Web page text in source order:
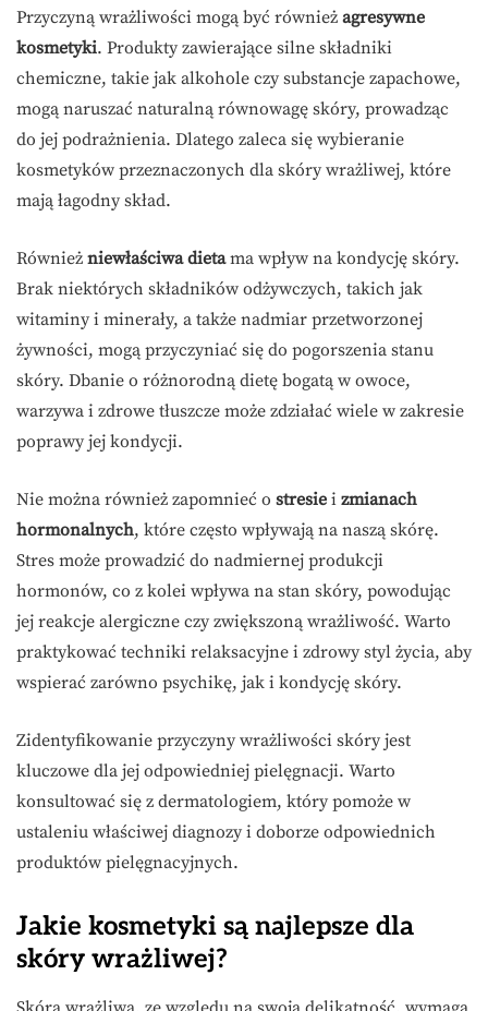
Przyczyną wrażliwości mogą być również agresywne
kosmetyki. Produkty zawierające silne składniki
chemiczne, takie jak alkohole czy substancje zapachowe,
mogą naruszać naturalną równowagę skóry, prowadząc
do jej podrażnienia. Dlatego zaleca się wybieranie
kosmetyków przeznaczonych dla skóry wrażliwej, które
mają łagodny skład.
Również niewłaściwa dietama wpływ na kondycję skóry.
Brak niektórych składników odżywczych, takich jak
witaminy i minerały, a także nadmiar przetworzonej
żywności, mogą przyczyniać się do pogorszenia stanu
skóry. Dbanie o różnorodną dietę bogatą w owoce,
warzywa i zdrowe tłuszcze może zdziałać wiele w zakresie
poprawy jej kondycji.
Nie można również zapomnieć o stresie i zmianach
hormonalnych, które często wpływają na naszą skórę.
Stres może prowadzić do nadmiernej produkcji
hormonów, co z kolei wpływa na stan skóry, powodując
jej reakcje alergiczne czy zwiększoną wrażliwość. Warto
praktykować techniki relaksacyjne i zdrowy styl życia, aby
wspierać zarówno psychikę, jak i kondycję skóry.
Zidentyfikowanie przyczyny wrażliwości skóry jest
kluczowe dla jej odpowiedniej pielęgnacji. Warto
konsultować się z dermatologiem, który pomoże w
ustaleniu właściwej diagnozy i doborze odpowiednich
produktów pielęgnacyjnych.
Jakie kosmetyki są najlepsze dla
skóry wrażliwej?